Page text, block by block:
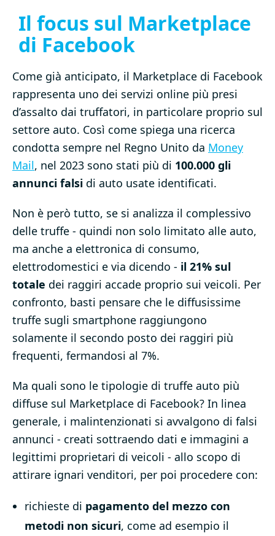
Il focus sul Marketplace
di Facebook
Come già anticipato, il Marketplace di Facebook
rappresenta uno dei servizi online più presi
d’assalto dai truffatori, in particolare proprio sul
settore auto. Così come spiega una ricerca
condotta sempre nel Regno Unito da Money
Mail, nel 2023 sono stati più di 100.000 gli
annunci falsi di auto usate identificati.
Non è però tutto, se si analizza il complessivo
delle truffe - quindi non solo limitato alle auto,
ma anche a elettronica di consumo,
elettrodomestici e via dicendo - il 21% sul
totale dei raggiri accade proprio sui veicoli. Per
confronto, basti pensare che le diffusissime
truffe sugli smartphone raggiungono
solamente il secondo posto dei raggiri più
frequenti, fermandosi al 7%.
Ma quali sono le tipologie di truffe auto più
diffuse sul Marketplace di Facebook? In linea
generale, i malintenzionati si avvalgono di falsi
annunci - creati sottraendo dati e immagini a
legittimi proprietari di veicoli - allo scopo di
attirare ignari venditori, per poi procedere con:
richieste di pagamento del mezzo con
metodi non sicuri, come ad esempio il